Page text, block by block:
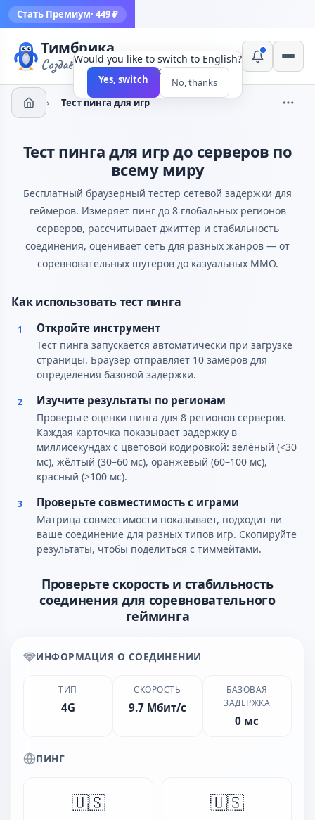
Стать Премиум· 449 ₽
Тимбрика
Создаём инструменты
› Тест пинга для игр
Тест пинга для игр до серверов по
всему миру
Бесплатный браузерный тестер сетевой задержки для
геймеров. Измеряет пинг до 8 глобальных регионов
серверов, рассчитывает джиттер и стабильность
соединения, оценивает сеть для разных жанров — от
соревновательных шутеров до казуальных MMO.
Как использовать тест пинга
1 Откройте инструмент
Тест пинга запускается автоматически при загрузке
страницы. Браузер отправляет 10 замеров для
определения базовой задержки.
2 Изучите результаты по регионам
Проверьте оценки пинга для 8 регионов серверов.
Каждая карточка показывает задержку в
миллисекундах с цветовой кодировкой: зелёный (<30
мс), жёлтый (30–60 мс), оранжевый (60–100 мс),
красный (>100 мс).
3 Проверьте совместимость с играми
Матрица совместимости показывает, подходит ли
ваше соединение для разных типов игр. Скопируйте
результаты, чтобы поделиться с тиммейтами.
Проверьте скорость и стабильность
соединения для соревновательного
гейминга
ИНФОРМАЦИЯ О СОЕДИНЕНИИ
ТИП
4G
СКОРОСТЬ
9.7 Мбит/с
БАЗОВАЯ
ЗАДЕРЖКА
0 мс
ПИНГ
🇺🇸 🇺🇸
×
Would you like to switch to English?
Yes, switch No, thanks